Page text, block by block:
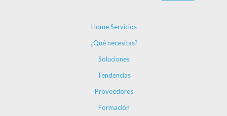
Home Servicios
¿Qué necesitas?
Soluciones
Tendencias
Proveedores
Formación